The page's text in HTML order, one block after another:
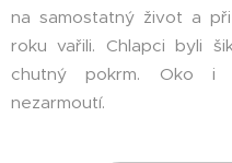
na samostatný život a
roku vařili. Chlapci byli
chutný pokrm. Oko i
nezarmoutí.